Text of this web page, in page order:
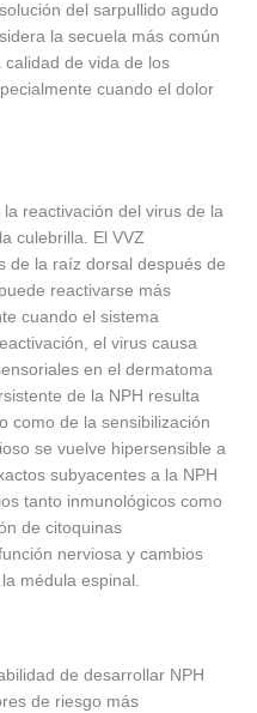
del sarpullido agudo
la secuela más común
de vida de los
cuando el dolor
reactivación del virus de la
culebrilla. El VVZ
de la raíz dorsal después de
reactivarse más
cuando el sistema
el virus causa
en el dermatoma
de la NPH resulta
como de la sensibilización
se vuelve hipersensible a
subyacentes a la NPH
tanto inmunológicos como
de citoquinas
nerviosa y cambios
médula espinal.
de desarrollar NPH
de riesgo más